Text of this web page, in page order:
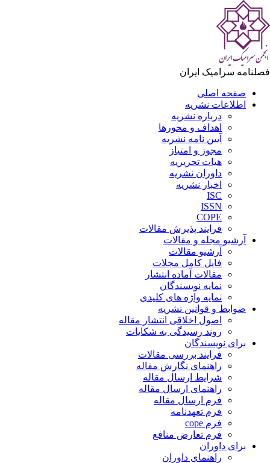
سرامیک ایران
صفحه اصلی
اطلاعات نشریه
درباره نشریه
اهداف و محورها
آیین نامه نشریه
مجوز و امتیاز
هیات تحریریه
داوران نشریه
اخبار نشریه
ISC
ISSN
COPE
فرایند پذیرش مقالات
آرشیو مجله و مقالات
آرشیو مقالات
فایل کامل مجلات
مقالات آماده انتشار
نمایه نویسندگان
نمایه واژه های کلیدی
ضوابط و قوانین نشریه
اصول اخلاقی انتشار مقاله
روند رسیدگی به شکایات
برای نویسندگان
فرایند بررسی مقالات
راهنمای نگارش مقاله
شرایط ارسال مقاله
راهنمای ارسال مقاله
فرم ارسال مقاله
فرم تعهدنامه
فرم cope
فرم تعارض منافع
برای داوران
راهنمای داوران